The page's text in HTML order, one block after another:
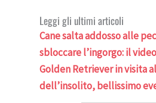
Leggi gli ultimi articoli
Cane salta addosso alle
sbloccare l’ingorgo: il
Golden Retriever in visita
dell’insolito, bellissimo